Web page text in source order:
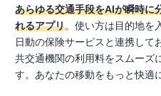
あらゆる交通手段をAIが瞬時に
れるアプリ。使い方は目的地を
日動の保険サーピスと連携して
共交通機関の利用料をスムーズ
す。あなたの移動をもっと快適